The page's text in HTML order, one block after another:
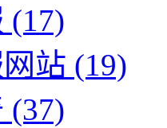
(17)
站 (19)
(37)